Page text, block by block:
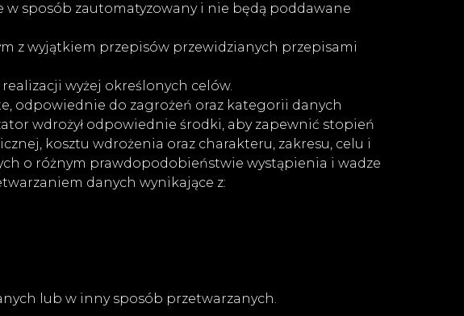
sposób zautomatyzowany i nie będą poddawane
z wyjątkiem przepisów przewidzianych przepisami
wyżej określonych celów.
odpowiednie do zagrożeń oraz kategorii danych
wdrożył odpowiednie środki, aby zapewnić stopień
kosztu wdrożenia oraz charakteru, zakresu, celu i
o różnym prawdopodobieństwie wystąpienia i wadze
danych wynikające z:
lub w inny sposób przetwarzanych.